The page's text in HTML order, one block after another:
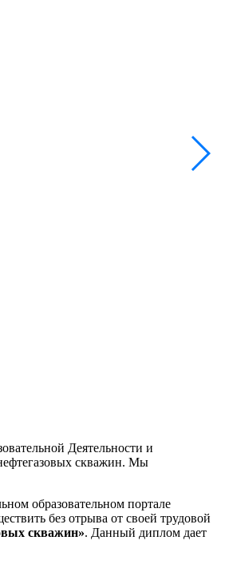
Деятельности и
скважин. Мы
образовательном портале
без отрыва от своей трудовой
скважин». Данный диплом дает